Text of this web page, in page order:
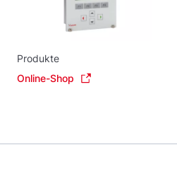
Produkte
Online-Shop